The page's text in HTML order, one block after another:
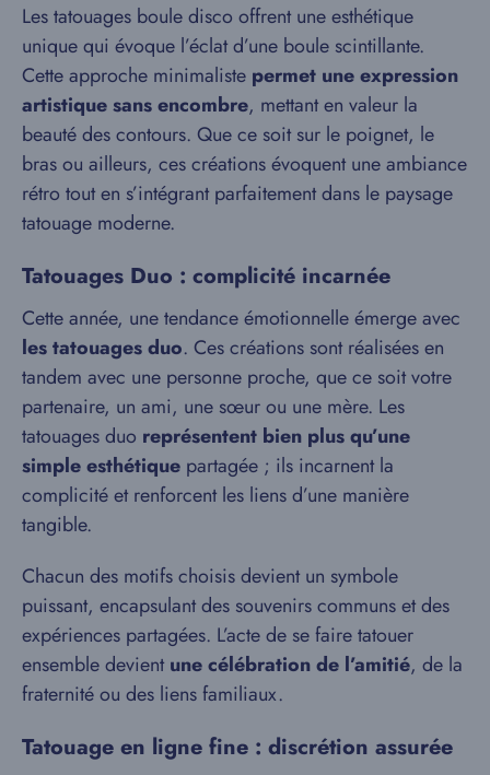
Les tatouages boule disco offrent une esthétique
unique qui évoque l’éclat d’une boule scintillante.
Cette approche minimaliste permet une expression
artistique sans encombre, mettant en valeur la
beauté des contours. Que ce soit sur le poignet, le
bras ou ailleurs, ces créations évoquent une ambiance
rétro tout en s’intégrant parfaitement dans le paysage
tatouage moderne.
Tatouages Duo : complicité incarnée
Cette année, une tendance émotionnelle émerge avec
les tatouages duo. Ces créations sont réalisées en
tandem avec une personne proche, que ce soit votre
partenaire, un ami, une sœur ou une mère. Les
tatouages duo représentent bien plus qu’une
simple esthétique partagée ; ils incarnent la
complicité et renforcent les liens d’une manière
tangible.
Chacun des motifs choisis devient un symbole
puissant, encapsulant des souvenirs communs et des
expériences partagées. L’acte de se faire tatouer
ensemble devientune célébration de l’amitié, de la
fraternité ou des liens familiaux.
Tatouage en ligne fine : discrétion assurée